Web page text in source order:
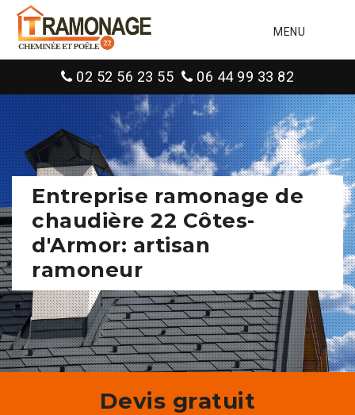
MENU
02 52 56 23 55 06 44 99 33 82
Entreprise ramonage de
chaudière 22 Côtes-
d'Armor: artisan
ramoneur
Devis gratuit